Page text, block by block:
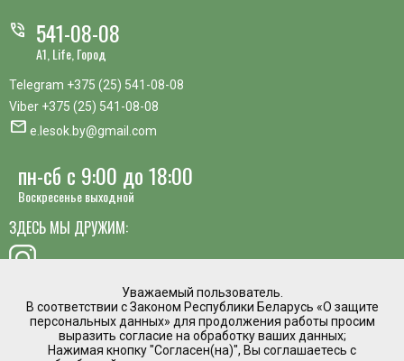
Уважаемый пользователь.
В соответствии с Законом Республики Беларусь «О защите
персональных данных» для продолжения работы просим
выразить согласие на обработку ваших данных;
Нажимая кнопку "Согласен(на)", Вы соглашаетесь с
phone_in_talk 541-08-08
A1, Life, Город
Telegram +375 (25) 541-08-08
Viber +375 (25) 541-08-08
mail e.lesok.by@gmail.com
пн-сб с 9:00 до 18:00
Воскресенье выходной
ЗДЕСЬ МЫ ДРУЖИМ:
хотите предложить идею, похвалить сотрудника или
пожаловаться?